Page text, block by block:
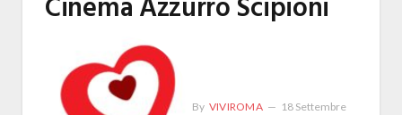
Cinema Azzurro Scipioni
By VIVIROMA 18 Settembre